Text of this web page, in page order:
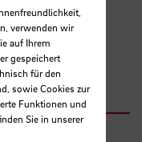
verwenden wir
auf Ihrem
gespeichert
für den
sowie Cookies zur
Funktionen und
Sie in unserer